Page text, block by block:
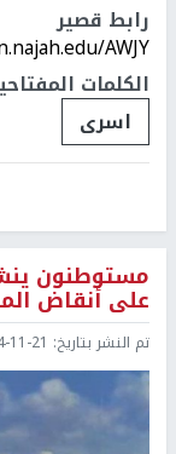
رابط قصير
AWJY/
الكلمات
اسرى
مستوطنون
على أنقاض
تم النشر بتاريخ: 21 11:17